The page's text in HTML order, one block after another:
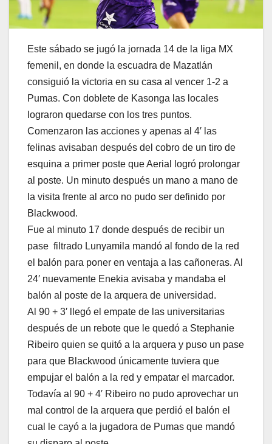
Este sábado se jugó la jornada 14 de la liga MX
femenil, en donde la escuadra de Mazatlán
consiguió la victoria en su casa al vencer 1-2 a
Pumas. Con doblete de Kasonga las locales
lograron quedarse con los tres puntos.
Comenzaron las acciones y apenas al 4′ las
felinas avisaban después del cobro de un tiro de
esquina a primer poste que Aerial logró prolongar
al poste. Un minuto después un mano a mano de
la visita frente al arco no pudo ser definido por
Blackwood.
Fue al minuto 17 donde después de recibir un
pase filtrado Lunyamila mandó al fondo de la red
el balón para poner en ventaja a las cañoneras. Al
24′ nuevamente Enekia avisaba y mandaba el
balón al poste de la arquera de universidad.
Al 90 + 3′ llegó el empate de las universitarias
después de un rebote que le quedó a Stephanie
Ribeiro quien se quitó a la arquera y puso un pase
para que Blackwood únicamente tuviera que
empujar el balón a la red y empatar el marcador.
Todavía al 90 + 4′ Ribeiro no pudo aprovechar un
mal control de la arquera que perdió el balón el
cual le cayó a la jugadora de Pumas que mandó